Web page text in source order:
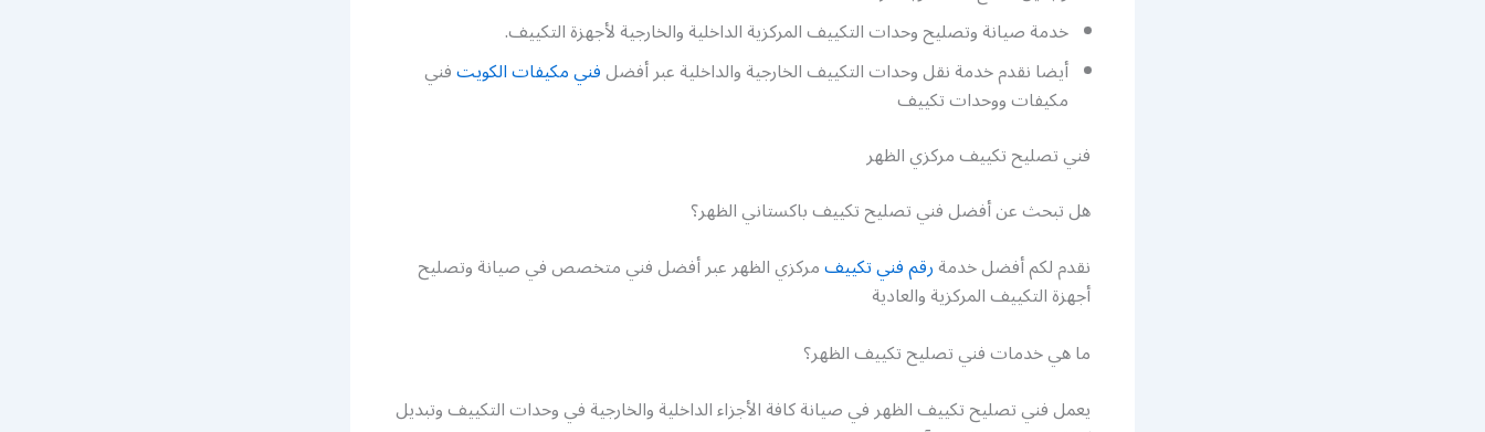
خدمة صيانة وتصليح وحدات التكييف المركزية الداخلية والخارجية لأجهزة التكييف.
أيضا نقدم خدمة نقل وحدات التكييف الخارجية والداخلية عبر أفضلفني مكيفات الكويتفني
مكيفات ووحدات تكييف
فني تصليح تكييف مركزي الظهر
هل تبحث عن أفضل فني تصليح تكييف باكستاني الظهر؟
نقدم لكم أفضل خدمةرقم فني تكييفمركزي الظهر عبر أفضل فني متخصص في صيانة وتصليح
أجهزة التكييف المركزية والعادية
ما هي خدمات فني تصليح تكييف الظهر؟
يعمل فني تصليح تكييف الظهر في صيانة كافة الأجزاء الداخلية والخارجية في وحدات التكييف وتبديل